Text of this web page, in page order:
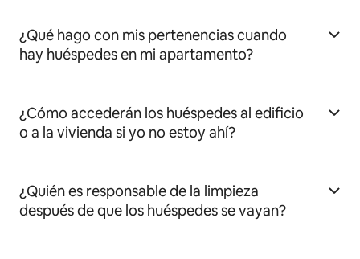
¿Qué hago con mis pertenencias cuando
hay huéspedes en mi apartamento?
¿Cómo accederán los huéspedes al edificio
o a la vivienda si yo no estoy ahí?
¿Quién es responsable de la limpieza
después de que los huéspedes se vayan?